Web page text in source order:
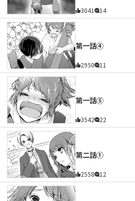
3041 14
第一話④
2950 11
第一話⑤
3542 22
第二話①
2558 12